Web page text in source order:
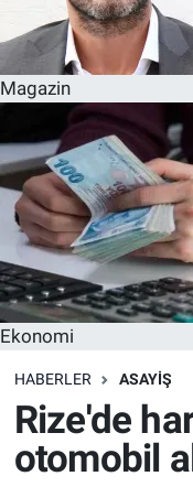
Magazin
Ekonomi
HABERLER ASAYIŞ
Rize'de
otomobil